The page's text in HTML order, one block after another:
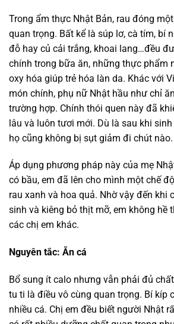
Trong ẩm thực Nhật Bản, rau đóng
quan trọng. Bất kể là súp lơ, cà tím, bí
đỗ hay củ cải trắng, khoai lang…đều
chính trong bữa ăn, những thực phẩm
oxy hóa giúp trẻ hóa làn da. Khác với
món chính, phụ nữ Nhật hầu như chỉ
trường hợp. Chính thói quen này đã
lâu và luôn tươi mới. Dù là sau khi
họ cũng không bị sụt giảm đi chút nào.
Áp dụng phương pháp này của mẹ
có bầu, em đã lên cho mình một chế
rau xanh và hoa quả. Nhờ vậy đến khi
sinh và kiêng bỏ thịt mỡ, em không hề
các chị em khác.
Nguyên tắc: Ăn cá
Bổ sung ít calo nhưng vẫn phải đủ
tu ti là điều vô cùng quan trọng. Bí kíp
nhiều cá. Chị em đều biết người Nhật